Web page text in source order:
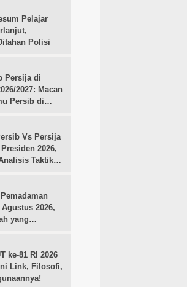
Pelajar
Polisi
Persija di
2027: Macan
Persib di
Vs Persija
2026,
Taktik
2026,
yang
ke-81 RI 2026
Link, Filosofi,